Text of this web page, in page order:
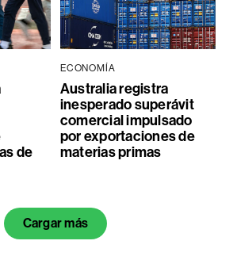
de
ECONOMÍA
Australia registra
inesperado superávit
comercial impulsado
por exportaciones de
materias primas
Cargar más